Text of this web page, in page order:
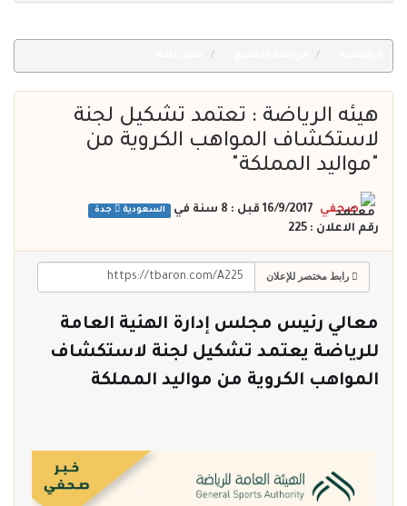
هيئه الرياضة : تعتمد تشكيل لجنة
لاستكشاف المواهب الكروية من
"مواليد المملكة"
صحفي 16/9/2017 قبل : 8 سنة في السعودية جدة
رقم الاعلان : 225
رابط مختصر للإعلان
معالي رئيس مجلس إدارة الهئية العامة
للرياضة يعتمد تشكيل لجنة لاستكشاف
المواهب الكروية من مواليد المملكة